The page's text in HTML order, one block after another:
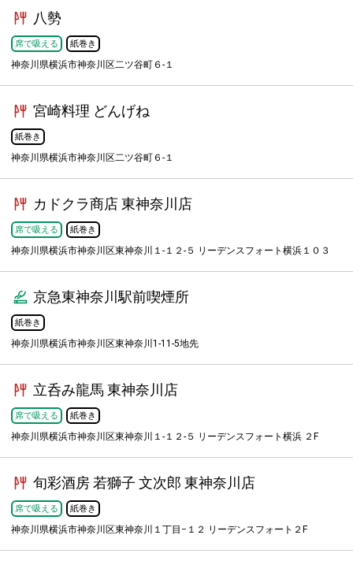
八勢
席で吸える 紙巻き
神奈川県横浜市神奈川区二ツ谷町６-１
宮崎料理 どんげね
紙巻き
神奈川県横浜市神奈川区二ツ谷町６-１
カドクラ商店 東神奈川店
席で吸える 紙巻き
神奈川県横浜市神奈川区東神奈川１-１２-５ リーデンスフォート横浜１０３
京急東神奈川駅前喫煙所
紙巻き
神奈川県横浜市神奈川区東神奈川1-11-5地先
立呑み龍馬 東神奈川店
席で吸える 紙巻き
神奈川県横浜市神奈川区東神奈川１-１２-５ リーデンスフォート横浜 ２F
旬彩酒房 若獅子 文次郎 東神奈川店
席で吸える 紙巻き
神奈川県横浜市神奈川区東神奈川１丁目−１２ リーデンスフォート２F